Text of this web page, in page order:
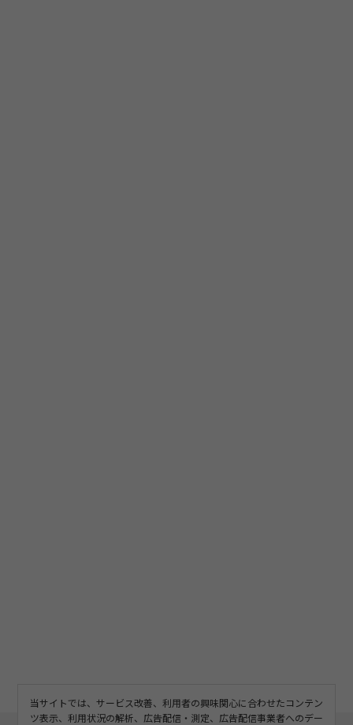
当サイトでは、サービス改善、利用者の興味関心に合わせたコンテン
ツ表示、利用状況の解析、広告配信・測定、広告配信事業者へのデー